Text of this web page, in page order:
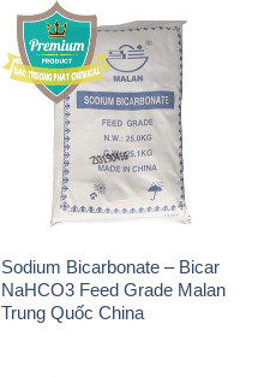
Sodium Bicarbonate – Bicar
NaHCO3 Feed Grade Malan
Trung Quốc China